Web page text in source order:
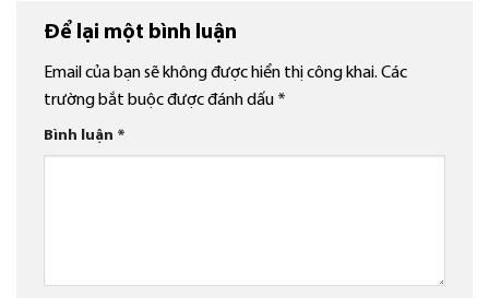
Để lại một bình luận
Email của bạn sẽ không được hiển thị công khai. Các
trường bắt buộc được đánh dấu *
Bình luận *